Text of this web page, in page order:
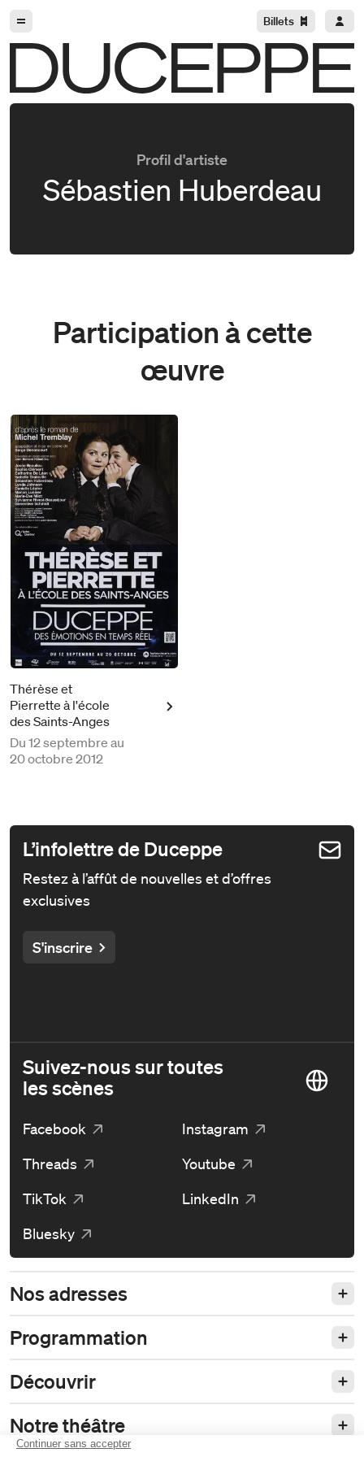
Billets
Profil d'artiste
Sébastien Huberdeau
Participation à cette
œuvre
Thérèse et
Pierrette à l'école
des Saints-Anges
Du 12 septembre au
20 octobre 2012
L’infolettre de Duceppe
Restez à l’affût de nouvelles et d’offres
exclusives
S'inscrire
Suivez-nous sur toutes
les scènes
Facebook
Instagram
Threads
Youtube
TikTok
LinkedIn
Bluesky
Nos adresses
Programmation
Découvrir
Notre théâtre